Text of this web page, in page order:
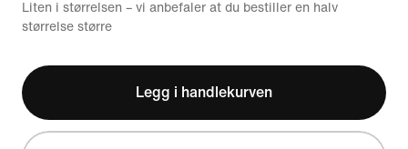
Liten i størrelsen – vi anbefaler at du bestiller en halv
størrelse større
Legg i handlekurven